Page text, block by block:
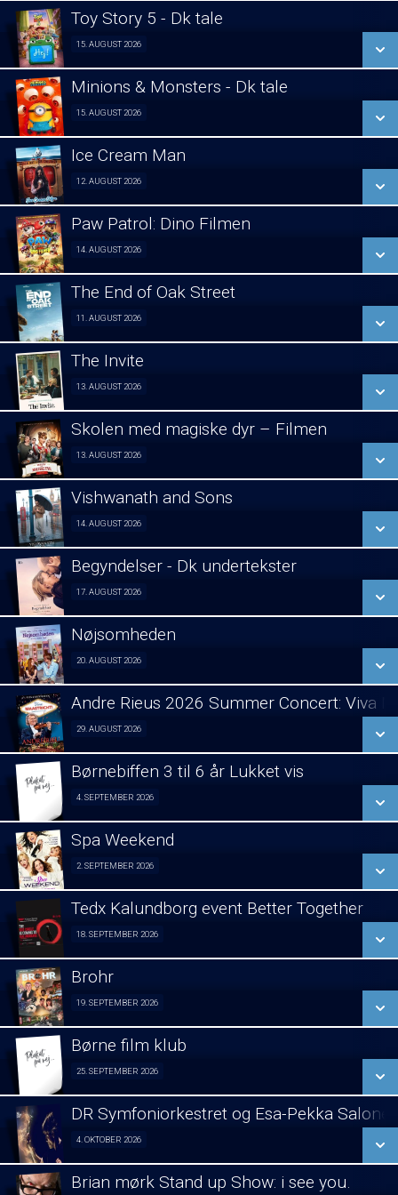
LÆS MERE
LÆS MERE
Toy Story 5 - Dk tale
15. AUGUST 2026
LÆS MERE
Minions & Monsters - Dk tale
15. AUGUST 2026
LÆS MERE
Ice Cream Man
12. AUGUST 2026
LÆS MERE
Paw Patrol: Dino Filmen
14. AUGUST 2026
The End of Oak Street
11. AUGUST 2026Forpremiere 11/08
LÆS MERE
The Invite
13. AUGUST 2026
LÆS MERE
Skolen med magiske dyr – Filmen
13. AUGUST 2026
LÆS MERE
Vishwanath and Sons
14. AUGUST 2026
LÆS MERE
Begyndelser - Dk undertekster
17. AUGUST 2026
Asta pris vinder 2026 visning 17/08
LÆS MERE
Nøjsomheden
20. AUGUST 2026Forpremiere 20/08
LÆS MERE
Andre Rieus 2026 Summer Concert: Viva
29. AUGUST 2026
LÆS MERE
Børnebiffen 3 til 6 år Lukket vis
4. SEPTEMBER 2026
LÆS MERE
Spa Weekend
2. SEPTEMBER 2026Girls night out 02/09
SE ALLE DAGE
Tedx Kalundborg event Better Together
18. SEPTEMBER 2026
SE ALLE DAGE
LÆS MERE
Brohr
19. SEPTEMBER 2026Forpremiere 19/09
SE ALLE DAGE
LÆS MERE
Børne film klub
25. SEPTEMBER 2026
LÆS MERE
DR Symfoniorkestret og Esa-Pekka
4. OKTOBER 2026Koncert visning 04/10
Brian mørk Stand up Show: i see you.